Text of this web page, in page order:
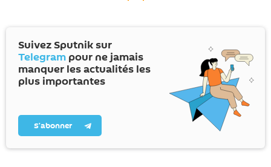
Suivez Sputnik sur
Telegram pour ne jamais
manquer les actualités les
plus importantes
S’abonner